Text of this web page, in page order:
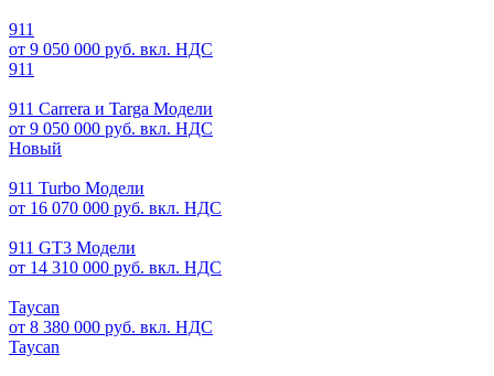
911
от 9 050 000 руб. вкл. НДС
911
911 Carrera и Targa Модели
от 9 050 000 руб. вкл. НДС
Новый
911 Turbo Модели
от 16 070 000 руб. вкл. НДС
911 GT3 Модели
от 14 310 000 руб. вкл. НДС
Taycan
от 8 380 000 руб. вкл. НДС
Taycan